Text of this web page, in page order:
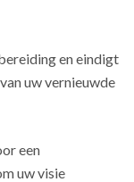
en eindigt
uw vernieuwde
een
uw visie